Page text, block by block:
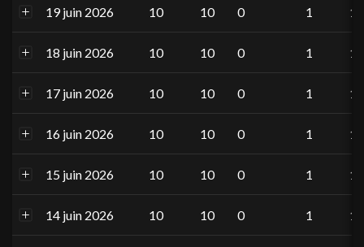
19 juin 2026 10 10 0 1 1
18 juin 2026 10 10 0 1 1
17 juin 2026 10 10 0 1 1
16 juin 2026 10 10 0 1 1
15 juin 2026 10 10 0 1 1
14 juin 2026 10 10 0 1 1